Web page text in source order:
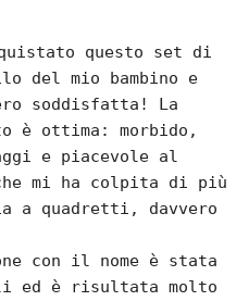
questo set di
del mio bambino e
soddisfatta! La
è ottima: morbido,
e piacevole al
mi ha colpita di più
a quadretti, davvero
con il nome è stata
ed è risultata molto